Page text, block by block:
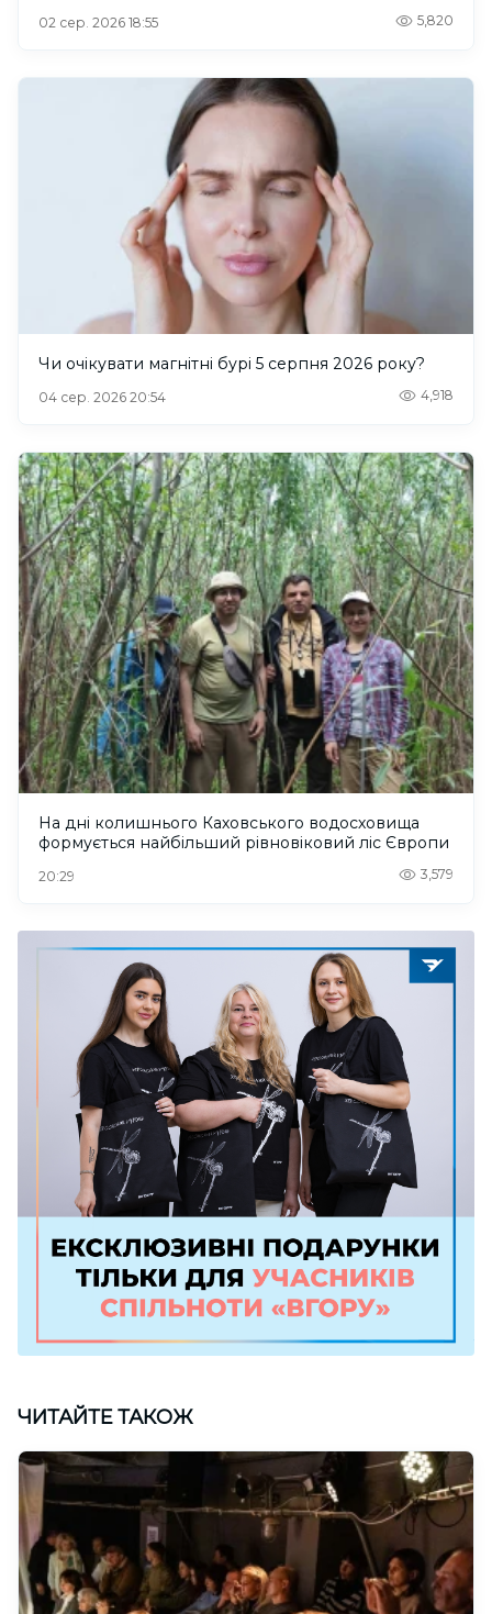
02 сер. 2026 18:55 5,820
Чи очікувати магнітні бурі 5 серпня 2026 року?
04 сер. 2026 20:54 4,918
На дні колишнього Каховського водосховища
формується найбільший рівновіковий ліс Європи
20:29 3,579
ЧИТАЙТЕ ТАКОЖ